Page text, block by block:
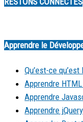
Apprendre le
Qu’est-ce
Apprendre HTML
Apprendre
Apprendre jQuery